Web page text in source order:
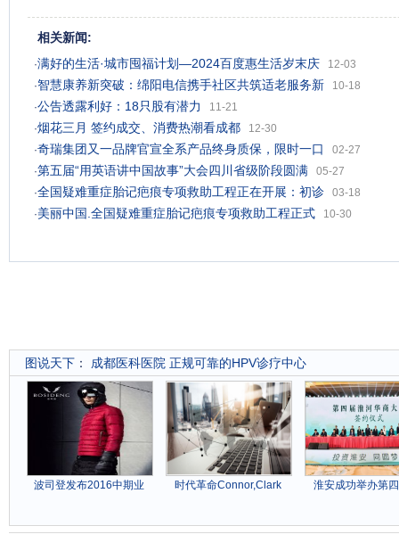
相关新闻:
·满好的生活·城市囤福计划—2024百度惠生活岁末庆
12-03
·智慧康养新突破：绵阳电信携手社区共筑适老服务新
10-18
·公告透露利好：18只股有潜力
11-21
·烟花三月 签约成交、消费热潮看成都
12-30
·奇瑞集团又一品牌官宣全系产品终身质保，限时一口
02-27
·第五届“用英语讲中国故事”大会四川省级阶段圆满
05-27
·全国疑难重症胎记疤痕专项救助工程正在开展：初诊
03-18
·美丽中国.全国疑难重症胎记疤痕专项救助工程正式 10-30
图说天下 ： 成都医科医院 正规可靠的HPV诊疗中心
波司登发布2016中期业 时代革命Connor,Clark 淮安成功举办第